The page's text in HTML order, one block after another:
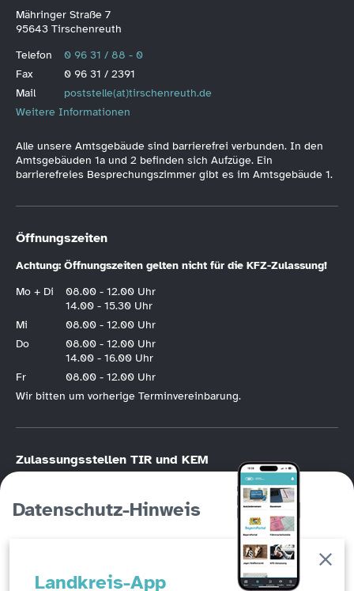
Datenschutz-Hinweis
Auf dieser Seite werden Cookies eingesetzt, um ein
erweitertes Benutzungserlebnis zu erzeugen und die
Landkreis-App
Mähringer Straße 7
95643 Tirschenreuth
Telefon
0 96 31 / 88 - 0
Fax
0 96 31 / 2391
Mail
poststelle(at)tirschenreuth.de
Weitere Informationen
Alle unsere Amtsgebäude sind barrierefrei verbunden. In den
Amtsgebäuden 1a und 2 befinden sich Aufzüge. Ein
barrierefreies Besprechungszimmer gibt es im Amtsgebäude 1.
Öffnungszeiten
Achtung: Öffnungszeiten gelten nicht für die KFZ-Zulassung!
Mo + Di
08.00 - 12.00 Uhr
14.00 - 15.30 Uhr
Mi
08.00 - 12.00 Uhr
Do
08.00 - 12.00 Uhr
14.00 - 16.00 Uhr
Fr
08.00 - 12.00 Uhr
Wir bitten um vorherige Terminvereinbarung.
Zulassungsstellen TIR und KEM
Online-Terminvereinbarung
Bitte halten Sie die Hotline der KFZ-Terminvereinbarung unbedingt frei, wenn
Sie die Möglichkeit der Online-Registrierung haben. Die KFZ-Hotline
09642/707760) ist in erster Linie für
Abfallwirtschaftszentrum Steinmühle –